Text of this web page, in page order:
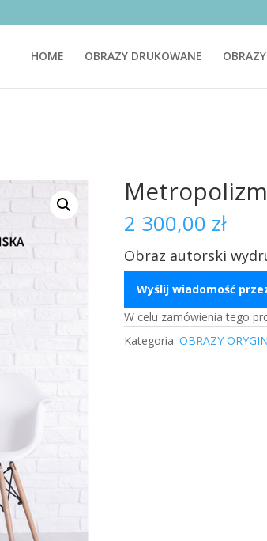
HOME OBRAZY DRUKOWANE
2 300,00 zł
Obraz autorski
Wyślij wiadomość
W celu zamówienia tego
Kategoria: OBRAZY